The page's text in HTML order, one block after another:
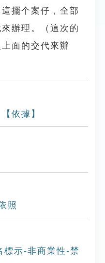
擺个案仔，全部
辦理。（這次的
面的交代來辦
【依據】
照
標示-非商業性-禁